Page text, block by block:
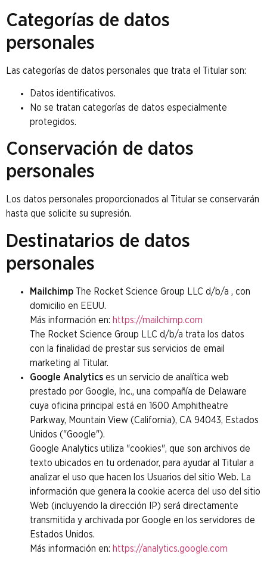
Categorías de datos
personales
Las categorías de datos personales que trata el Titular son:
Datos identificativos.
No se tratan categorías de datos especialmente
protegidos.
Conservación de datos
personales
Los datos personales proporcionados al Titular se conservarán
hasta que solicite su supresión.
Destinatarios de datos
personales
Mailchimp The Rocket Science Group LLC d/b/a , con
domicilio en EEUU.
Más información en: https://mailchimp.com
The Rocket Science Group LLC d/b/a trata los datos
con la finalidad de prestar sus servicios de email
marketing al Titular.
Google Analytics es un servicio de analítica web
prestado por Google, Inc., una compañía de Delaware
cuya oficina principal está en 1600 Amphitheatre
Parkway, Mountain View (California), CA 94043, Estados
Unidos ("Google").
Google Analytics utiliza "cookies", que son archivos de
texto ubicados en tu ordenador, para ayudar al Titular a
analizar el uso que hacen los Usuarios del sitio Web. La
información que genera la cookie acerca del uso del sitio
Web (incluyendo la dirección IP) será directamente
transmitida y archivada por Google en los servidores de
Estados Unidos.
Más información en: https://analytics.google.com